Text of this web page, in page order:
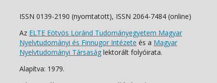
ISSN 0139-2190 (nyomtatott), ISSN 2064-7484 (online)
Az ELTE Eötvös Loránd Tudományegyetem Magyar
Nyelvtudományi és Finnugor Intézete és a Magyar
Nyelvtudományi Társaság lektorált folyóirata.
Alapítva: 1979.